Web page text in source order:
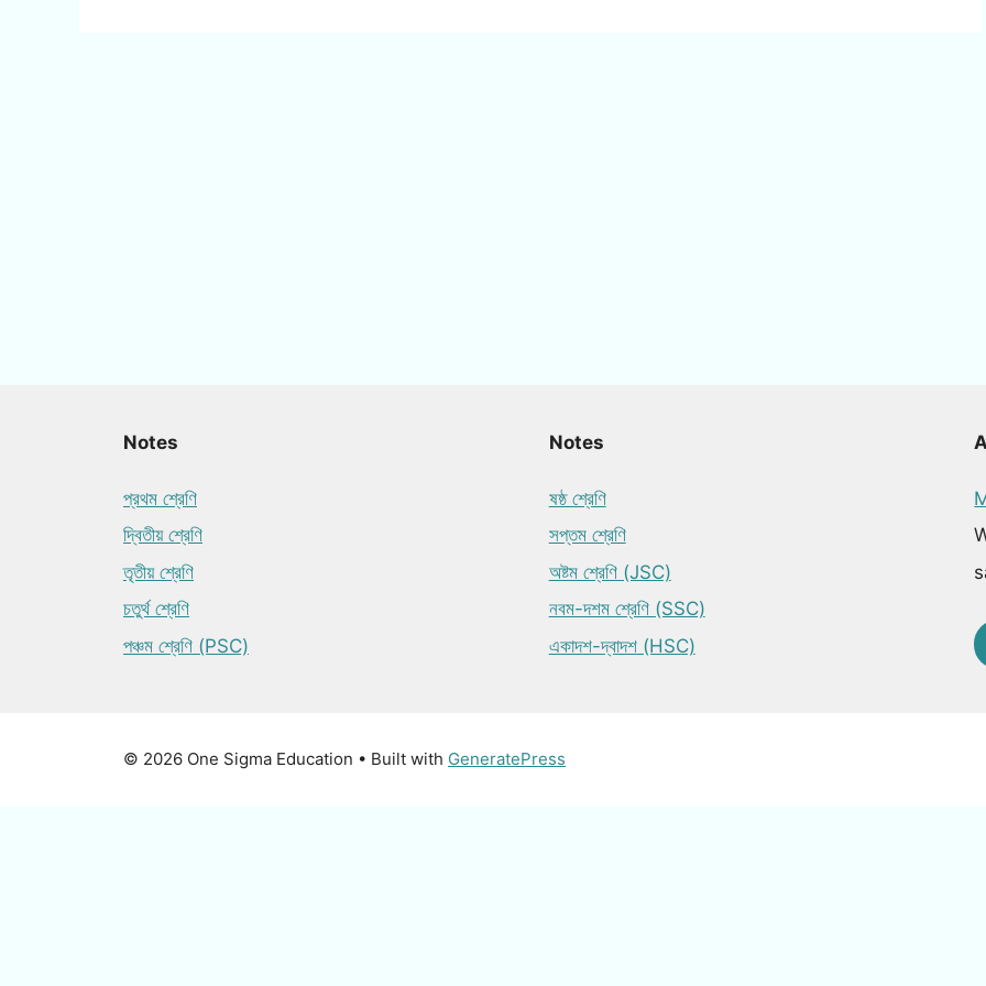
Notes
প্রথম শ্রেণি
দ্বিতীয় শ্রেণি
তৃতীয় শ্রেণি
চতুর্থ শ্রেণি
পঞ্চম শ্রেণি (PSC)
Notes
ষষ্ঠ শ্রেণি
সপ্তম শ্রেণি
অষ্টম শ্রেণি (JSC)
নবম-দশম শ্রেণি (SSC)
একাদশ-দ্বাদশ (HSC)
© 2026 One Sigma Education • Built with GeneratePress